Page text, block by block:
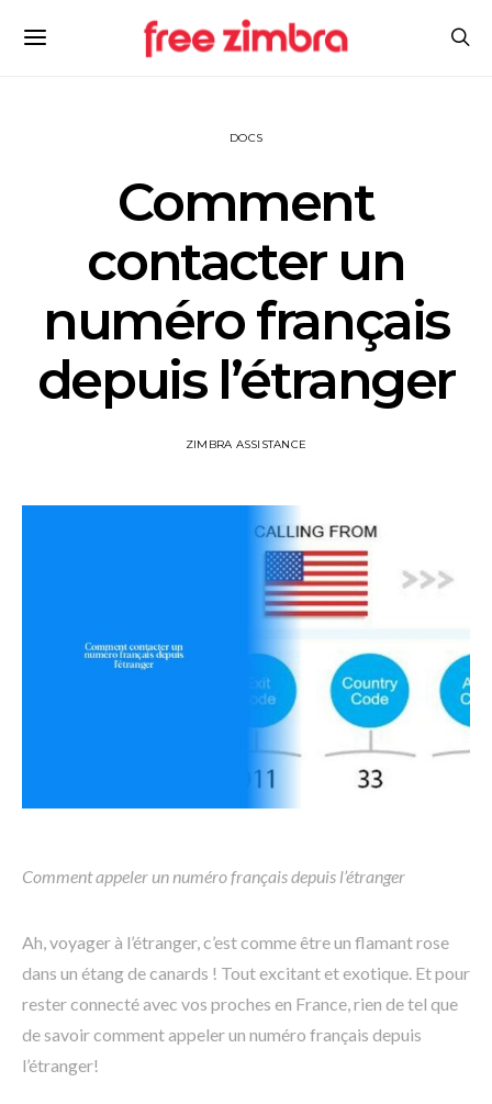
DOCS
Comment
contacter un
numéro français
depuis l’étranger
ZIMBRA ASSISTANCE
Comment appeler un numéro français depuis l’étranger
Ah, voyager à l’étranger, c’est comme être un flamant rose
dans un étang de canards ! Tout excitant et exotique. Et pour
rester connecté avec vos proches en France, rien de tel que
de savoir comment appeler un numéro français depuis
l’étranger!⠀